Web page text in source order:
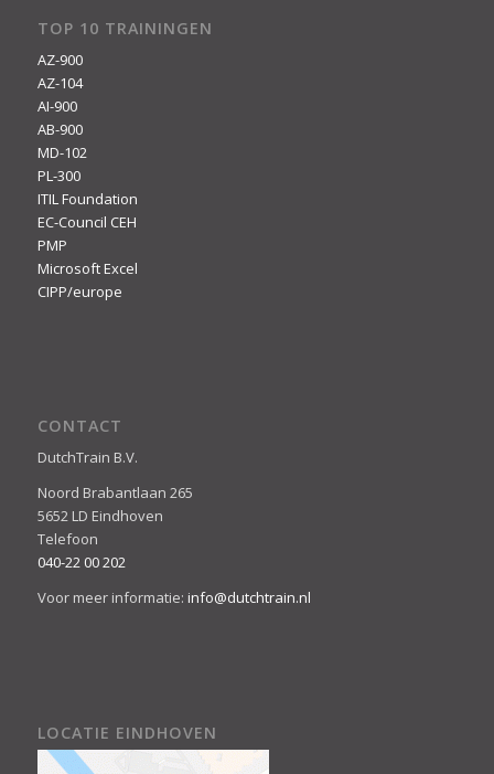
TOP 10 TRAININGEN
AZ-900
AZ-104
AI-900
AB-900
MD-102
PL-300
ITIL Foundation
EC-Council CEH
PMP
Microsoft Excel
CIPP/europe
CONTACT
DutchTrain B.V.
Noord Brabantlaan 265
5652 LD Eindhoven
Telefoon
040-22 00 202
Voor meer informatie: info@dutchtrain.nl
LOCATIE EINDHOVEN